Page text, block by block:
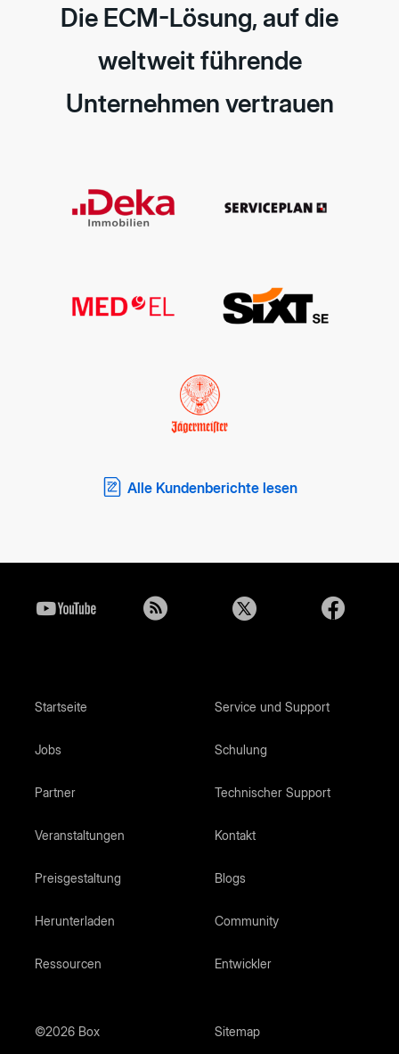
Die ECM-Lösung, auf die
weltweit führende
Unternehmen vertrauen
Alle Kundenberichte lesen
Startseite
Jobs
Partner
Veranstaltungen
Preisgestaltung
Herunterladen
Ressourcen
Service und Support
Schulung
Technischer Support
Kontakt
Blogs
Community
Entwickler
©2026 Box Sitemap